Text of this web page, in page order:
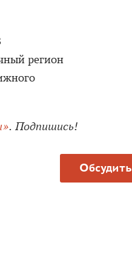
регион
. Подпишись!
Обсудить